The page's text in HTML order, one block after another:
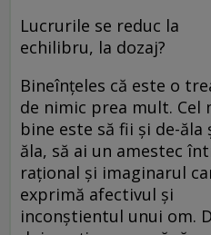
Lucrurile se reduc la
echilibru, la dozaj?
Bineînțeles că este o
de nimic prea mult. Cel
bine este să fii și de-ăla
ăla, să ai un amestec
rațional și imaginarul
exprimă afectivul și
inconștientul unui om.